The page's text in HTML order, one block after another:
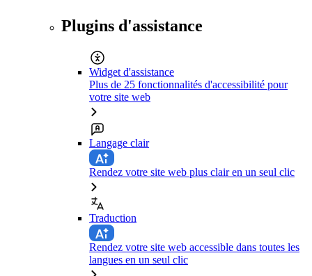
Plugins d'assistance
Widget d'assistance
Plus de 25 fonctionnalités d'accessibilité pour
votre site web
Langage clair
Rendez votre site web plus clair en un seul clic
Traduction
Rendez votre site web accessible dans toutes les
langues en un seul clic